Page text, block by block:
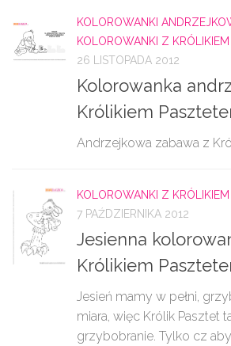
KOLOROWANKI
KOLOROWANKI Z
26 LISTOPADA 2012
Kolorowanka
Królikiem
Andrzejkowa zabawa z
KOLOROWANKI Z
7 PAŹDZIERNIKA 2012
Jesienna
Królikiem
Jesień mamy w pełni,
miara, więc Królik Pasztet
grzybobranie. Tylko cz